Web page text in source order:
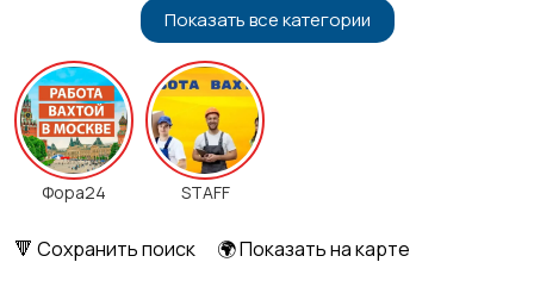
Бытовые услуги и
клининг
Высший менеджмент
Госслужба
Показать все категории
Фора24 STAFF
🔻 Сохранить поиск
🌍 Показать на карте